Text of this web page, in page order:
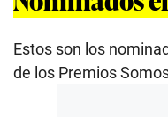
Estos son los
de los Premios